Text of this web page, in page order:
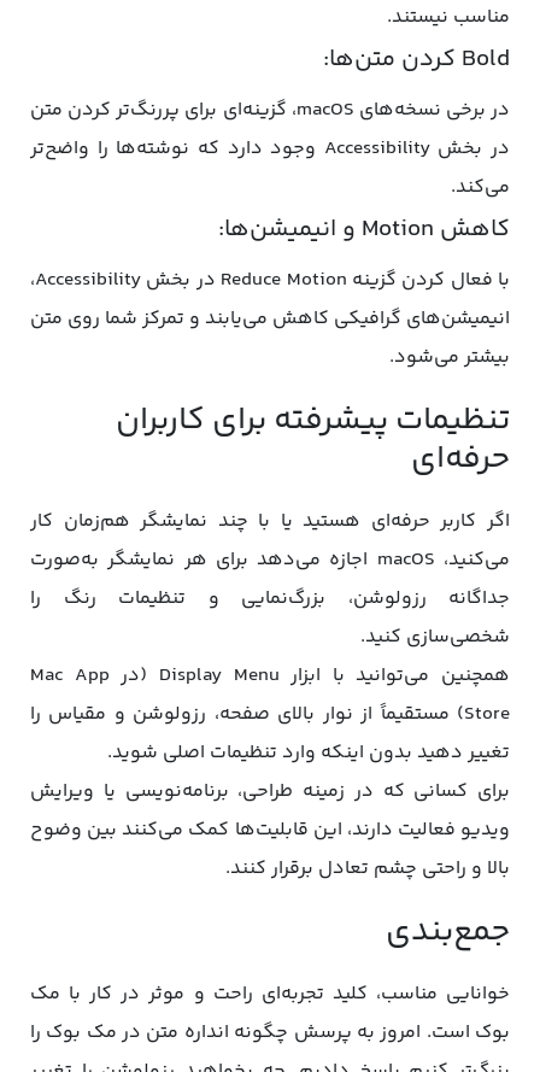
مناسب نیستند.
Bold کردن متن‌ها:
در برخی نسخه‌های macOS، گزینه‌ای برای پررنگ‌تر کردن متن
در بخش Accessibility وجود دارد که نوشته‌ها را واضح‌تر
می‌کند.
کاهش Motion و انیمیشن‌ها:
با فعال کردن گزینه Reduce Motion در بخش Accessibility،
انیمیشن‌های گرافیکی کاهش می‌یابند و تمرکز شما روی متن
بیشتر می‌شود.
تنظیمات پیشرفته برای کاربران
حرفه‌ای
اگر کاربر حرفه‌ای هستید یا با چند نمایشگر هم‌زمان کار
می‌کنید، macOS اجازه می‌دهد برای هر نمایشگر به‌صورت
جداگانه رزولوشن، بزرگ‌نمایی و تنظیمات رنگ را
شخصی‌سازی کنید.
همچنین می‌توانید با ابزار Display Menu (در Mac App
Store) مستقیماً از نوار بالای صفحه، رزولوشن و مقیاس را
تغییر دهید بدون اینکه وارد تنظیمات اصلی شوید.
برای کسانی که در زمینه طراحی، برنامه‌نویسی یا ویرایش
ویدیو فعالیت دارند، این قابلیت‌ها کمک می‌کنند بین وضوح
بالا و راحتی چشم تعادل برقرار کنند.
جمع‌بندی
خوانایی مناسب، کلید تجربه‌ای راحت و موثر در کار با مک‌
بوک است. امروز به پرسش چگونه انداره متن‌ در مک بوک را